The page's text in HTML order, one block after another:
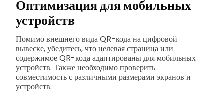
Оптимизация для мобильных
устройств
Помимо внешнего вида QR-кода на цифровой
вывеске, убедитесь, что целевая страница или
содержимое QR-кода адаптированы для мобильных
устройств. Также необходимо проверить
совместимость с различными размерами экранов и
устройств.